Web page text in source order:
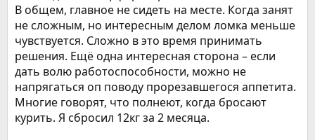
В общем, главное не сидеть на месте. Когда занят
не сложным, но интересным делом ломка меньше
чувствуется. Сложно в это время принимать
решения. Ещё одна интересная сторона – если
дать волю работоспособности, можно не
напрягаться оп поводу прорезавшегося аппетита.
Многие говорят, что полнеют, когда бросают
курить. Я сбросил 12кг за 2 месяца.